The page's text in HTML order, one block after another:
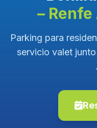
–
Parking para
servicio valet